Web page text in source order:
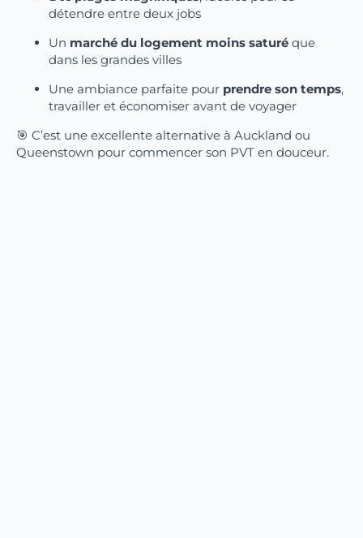
détendre entre deux jobs
Un marché du logement moins saturé que
dans les grandes villes
Une ambiance parfaite pour prendre son temps,
travailler et économiser avant de voyager
🎯 C’est une excellente alternative à Auckland ou
Queenstown pour commencer son PVT en douceur.